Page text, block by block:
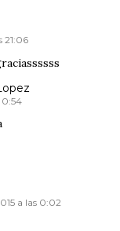
21:06
0:54
a las 0:02